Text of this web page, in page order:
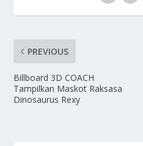
PREVIOUS
Billboard 3D COACH
Tampilkan Maskot Raksasa
Dinosaurus Rexy